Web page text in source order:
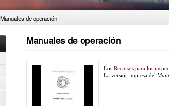
Manuales de operación
Manuales de operación
Los Recursos para los
La versión impresa del